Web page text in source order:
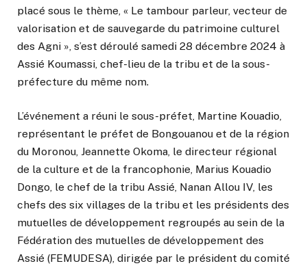
placé sous le thème, « Le tambour parleur, vecteur de
valorisation et de sauvegarde du patrimoine culturel
des Agni », s’est déroulé samedi 28 décembre 2024 à
Assié Koumassi, chef-lieu de la tribu et de la sous-
préfecture du même nom.
L’événement a réuni le sous-préfet, Martine Kouadio,
représentant le préfet de Bongouanou et de la région
du Moronou, Jeannette Okoma, le directeur régional
de la culture et de la francophonie, Marius Kouadio
Dongo, le chef de la tribu Assié, Nanan Allou IV, les
chefs des six villages de la tribu et les présidents des
mutuelles de développement regroupés au sein de la
Fédération des mutuelles de développement des
Assié (FEMUDESA), dirigée par le président du comité